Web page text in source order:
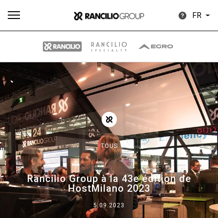
FR
TOUS
Rancilio Group à la 43e édition de
HostMilano 2023
5.09.2023
Toutes Produits
Plus
de
Our brands
Group